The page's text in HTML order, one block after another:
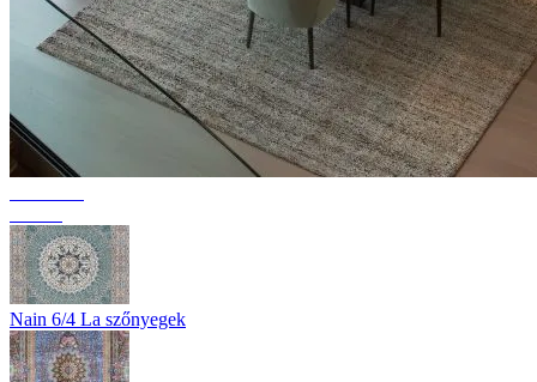
Nain 6/4 La szőnyegek